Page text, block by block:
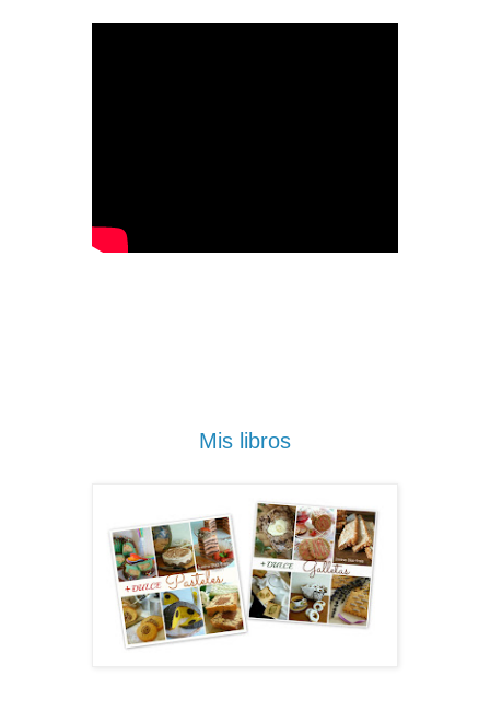
Mis libros